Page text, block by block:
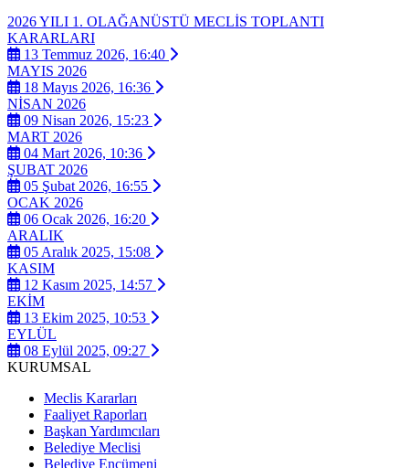
2026 YILI 1. OLAĞANÜSTÜ MECLİS TOPLANTI
KARARLARI
13 Temmuz 2026, 16:40
MAYIS 2026
18 Mayıs 2026, 16:36
NİSAN 2026
09 Nisan 2026, 15:23
MART 2026
04 Mart 2026, 10:36
ŞUBAT 2026
05 Şubat 2026, 16:55
OCAK 2026
06 Ocak 2026, 16:20
ARALIK
05 Aralık 2025, 15:08
KASIM
12 Kasım 2025, 14:57
EKİM
13 Ekim 2025, 10:53
EYLÜL
08 Eylül 2025, 09:27
KURUMSAL
Meclis Kararları
Faaliyet Raporları
Başkan Yardımcıları
Belediye Meclisi
Belediye Encümeni